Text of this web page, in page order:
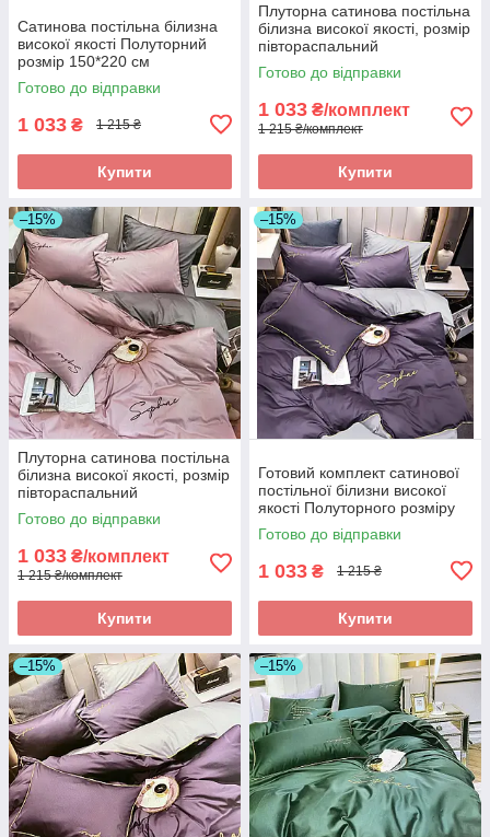
Сатинова постільна білизна
високої якості Полуторний
розмір 150*220 см
Готово до відправки
1 033 ₴ 1 215 ₴
Купити
Плуторна сатинова постільна
білизна високої якості, розмір
півтораспальний
Готово до відправки
1 033 ₴/комплект
1 215 ₴/комплект
Купити
–15%
Плуторна сатинова постільна
білизна високої якості, розмір
півтораспальний
Готово до відправки
1 033 ₴/комплект
1 215 ₴/комплект
Купити
–15%
Готовий комплект сатинової
постільної білизни високої
якості Полуторного розміру
Готово до відправки
1 033 ₴ 1 215 ₴
Купити
–15% –15%